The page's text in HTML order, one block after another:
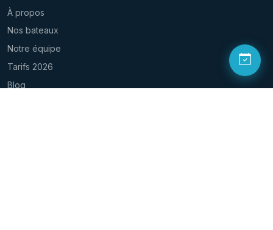
À propos
Nos bateaux
Notre équipe
Tarifs 2026
Blog